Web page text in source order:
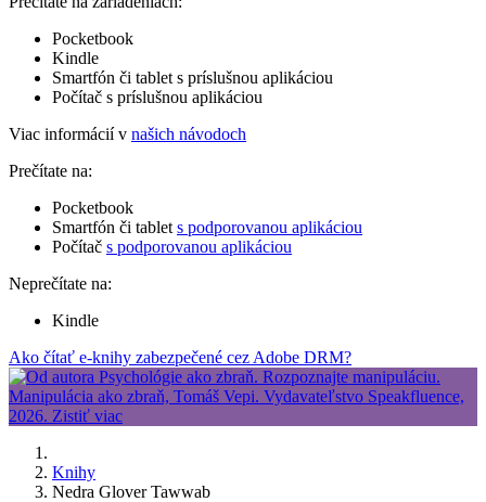
Pocketbook
Kindle
Smartfón či tablet s príslušnou aplikáciou
Počítač s príslušnou aplikáciou
Viac informácií v našich návodoch
Prečítate na:
Pocketbook
Smartfón či tablet s podporovanou aplikáciou
Počítač s podporovanou aplikáciou
Neprečítate na:
Kindle
Ako čítať e-knihy zabezpečené cez Adobe DRM?
Knihy
Nedra Glover Tawwab